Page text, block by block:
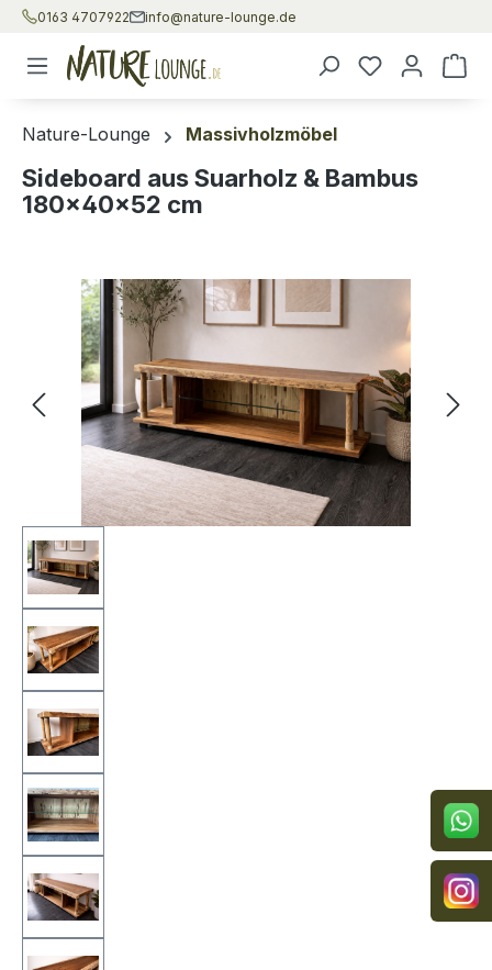
Zum Hauptinhalt springen
0163 4707922 info@nature-lounge.de
Nature-Lounge Massivholzmöbel
Sideboard aus Suarholz & Bambus
180×40×52 cm
Bildergalerie überspringen